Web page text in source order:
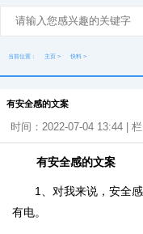
当前位置： 主页 > 快料 >
有安全感的文案
时间：2022-07-04 13:44 |
有安全感的文案
1、对我来说，安全
有电。